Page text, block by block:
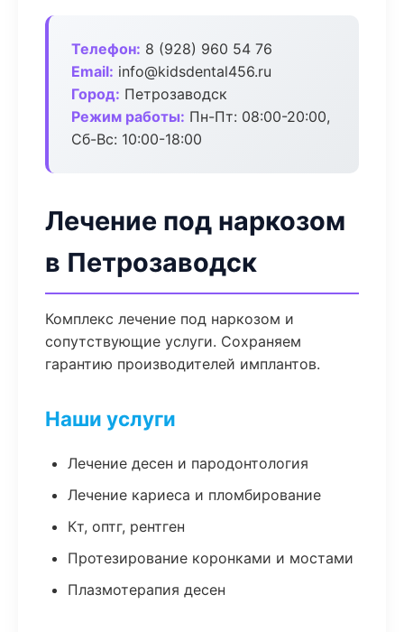
Телефон: 8 (928) 960 54 76
Email: info@kidsdental456.ru
Город: Петрозаводск
Режим работы: Пн-Пт: 08:00-20:00,
Сб-Вс: 10:00-18:00
Лечение под наркозом
в Петрозаводск
Комплекс лечение под наркозом и
сопутствующие услуги. Сохраняем
гарантию производителей имплантов.
Наши услуги
Лечение десен и пародонтология
Лечение кариеса и пломбирование
Кт, оптг, рентген
Протезирование коронками и мостами
Плазмотерапия десен